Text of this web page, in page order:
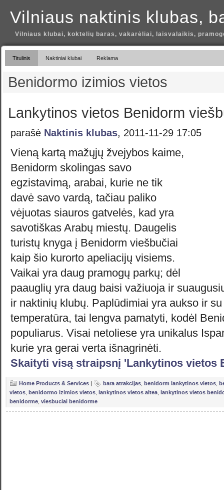
Vilniaus naktinis klubas,
Vilniaus klubai, koktelių baras, vakarėliai, laisvalaikis,
Titulinis Naktiniai klubai Reklama
Benidormo izimios vietos
Lankytinos vietos Benidorm
parašė Naktinis klubas, 2011-11-29 17:05
Vieną kartą mažųjų žvejybos kaime,
Benidorm skolingas savo
egzistavimą, arabai, kurie ne tik
davė savo vardą, tačiau paliko
vėjuotas siauros gatvelės, kad yra
savotiškas Arabų miestų. Daugelis
turistų knyga į Benidorm viešbučiai
kaip šio kurorto apeliacijų visiems.
Vaikai yra daug pramogų parkų; dėl
paauglių yra daug baisi važiuoja ir
ir naktinių klubų. Paplūdimiai yra aukso ir
temperatūra, tai lengva pamatyti, kodėl
populiarus. Visai netoliese yra unikalus
kurie yra gerai verta išnagrinėti.
Skaityti visą straipsnį 'Lankytinos vietos
Home Products & Services | bara atrakcijas benidorm lankytinos vietos
vietos benidormo izimios vietos lankytinos vietos altea lankytinos vietos
benidorme viesbuciai benidorme